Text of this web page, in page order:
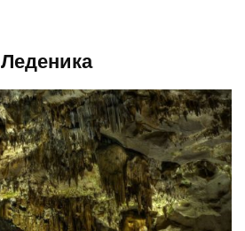
Леденика